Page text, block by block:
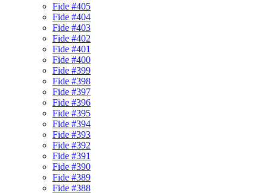
Fide #405
Fide #404
Fide #403
Fide #402
Fide #401
Fide #400
Fide #399
Fide #398
Fide #397
Fide #396
Fide #395
Fide #394
Fide #393
Fide #392
Fide #391
Fide #390
Fide #389
Fide #388